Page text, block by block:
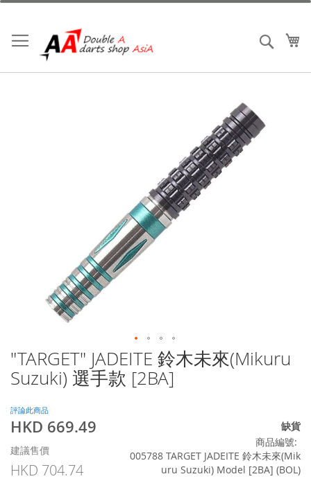
跳
內
容
搜索
"TARGET" JADEITE 鈴木未來(Mikuru
Suzuki) 選手款 [2BA]
評論此商品
特
價
格
HKD 669.49
建議售價
HKD 704.74
缺貨
商品編號
005788 TARGET JADEITE 鈴木未來(Mik
uru Suzuki) Model [2BA] (BOL)
Skip
to
the
of
the
gallery